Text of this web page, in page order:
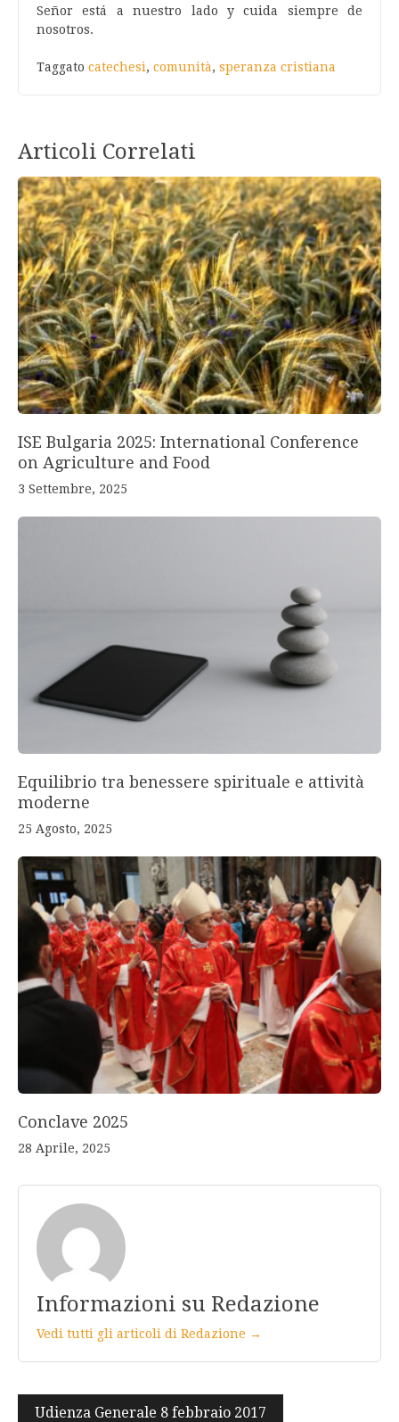
Señor está a nuestro lado y cuida siempre de
nosotros.
Taggato catechesi, comunità, speranza cristiana
Articoli Correlati
ISE Bulgaria 2025: International Conference
on Agriculture and Food
3 Settembre, 2025
Equilibrio tra benessere spirituale e attività
moderne
25 Agosto, 2025
Conclave 2025
28 Aprile, 2025
Informazioni su Redazione
Vedi tutti gli articoli di Redazione →
Navigazione
Udienza Generale 8 febbraio 2017